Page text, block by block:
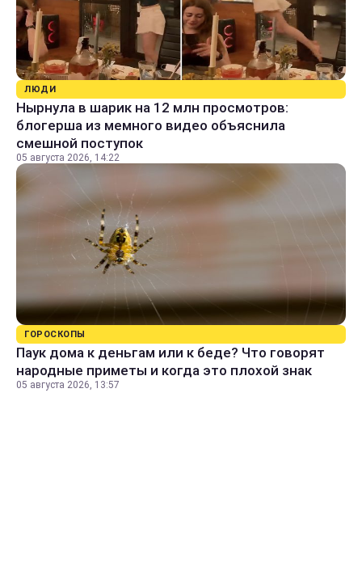
ЛЮДИ
Нырнула в шарик на 12 млн просмотров:
блогерша из мемного видео объяснила
смешной поступок
05 августа 2026, 14:22
ГОРОСКОПЫ
Паук дома к деньгам или к беде? Что говорят
народные приметы и когда это плохой знак
05 августа 2026, 13:57